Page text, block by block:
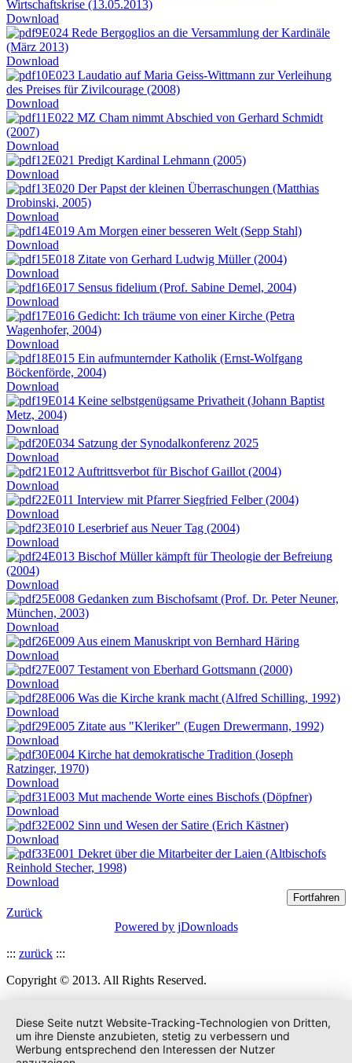
Wirtschaftskrise (13.05.2013)
Download
E024 Rede Bergoglios an die Versammlung der Kardinäle
(März 2013)
Download
E023 Laudatio auf Maria Geiss-Wittmann zur Verleihung
des Preises für Zivilcourage (2008)
Download
E022 MZ Cham nimmt Abschied von Gerhard Schmidt
(2007)
Download
E021 Predigt Kardinal Lehmann (2005)
Download
E020 Der Papst der kleinen Überraschungen (Matthias
Drobinski, 2005)
Download
E019 Am Morgen einer besseren Welt (Sepp Stahl)
Download
E018 Zitate von Gerhard Ludwig Müller (2004)
Download
E017 Sensus fidelium (Prof. Sabine Demel, 2004)
Download
E016 Gedicht: Ich träume von einer Kirche (Petra
Wagenhofer, 2004)
Download
E015 Ein aufmunternder Katholik (Ernst-Wolfgang
Böckenförde, 2004)
Download
E014 Keine selbstgenügsame Privatheit (Johann Baptist
Metz, 2004)
Download
E034 Satzung der Synodalkonferenz 2025
Download
E012 Auftrittsverbot für Bischof Gaillot (2004)
Download
E011 Interview mit Pfarrer Siegfried Felber (2004)
Download
E010 Leserbrief aus Neuer Tag (2004)
Download
E013 Bischof Müller kämpft für Theologie der Befreiung
(2004)
Download
E008 Gedanken zum Bischofsamt (Prof. Dr. Peter Neuner,
München, 2003)
Download
E009 Aus einem Manuskript von Bernhard Häring
Download
E007 Testament von Eberhard Gottsmann (2000)
Download
E006 Was die Kirche krank macht (Alfred Schilling, 1992)
Download
E005 Zitate aus "Kleriker" (Eugen Drewermann, 1992)
Download
E004 Kirche hat demokratische Tradition (Joseph
Ratzinger, 1970)
Download
E003 Mut machende Worte eines Bischofs (Döpfner)
Download
E002 Sinn und Wesen der Satire (Erich Kästner)
Download
E001 Dekret über die Mitarbeiter der Laien (Altbischofs
Reinhold Stecher, 1998)
Download
Zurück
Powered by jDownloads
::: zurück :::
Copyright © 2013. All Rights Reserved.
Diese Seite nutzt Website-Tracking-Technologien von Dritten,
um ihre Dienste anzubieten, stetig zu verbessern und
Werbung entsprechend den Interessen der Nutzer